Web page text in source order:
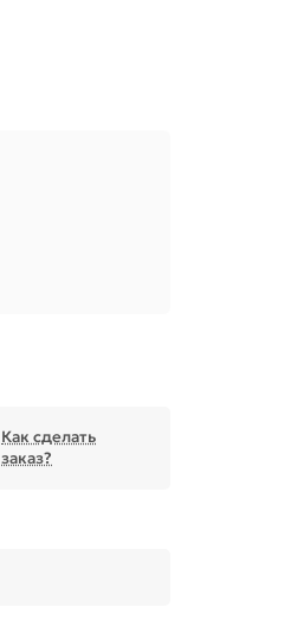
Как сделать
заказ?